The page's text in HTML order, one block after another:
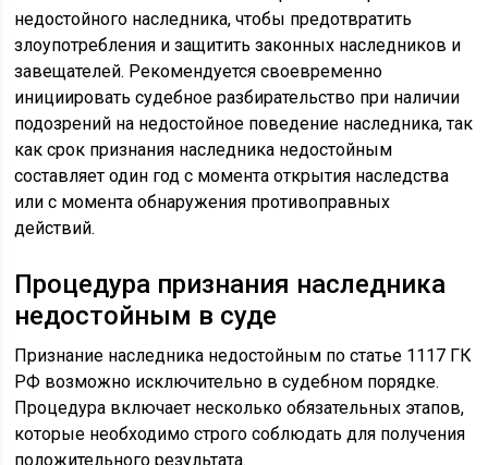
недостойного наследника, чтобы предотвратить
злоупотребления и защитить законных наследников и
завещателей. Рекомендуется своевременно
инициировать судебное разбирательство при наличии
подозрений на недостойное поведение наследника, так
как срок признания наследника недостойным
составляет один год с момента открытия наследства
или с момента обнаружения противоправных
действий.
Процедура признания наследника
недостойным в суде
Признание наследника недостойным по статье 1117 ГК
РФ возможно исключительно в судебном порядке.
Процедура включает несколько обязательных этапов,
которые необходимо строго соблюдать для получения
положительного результата.